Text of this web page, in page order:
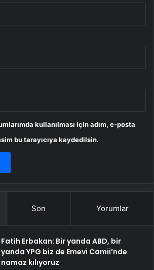
kullanılması için adım, e-posta
bu tarayıcıya kaydedilsin.
Son Yorumlar
Fatih Erbakan: Bir yanda ABD, bir
yanda YPG biz de Emevi Camii’nde
namaz kılıyoruz